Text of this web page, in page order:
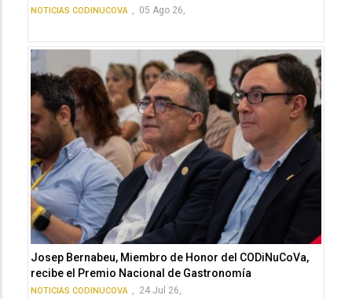
NOTICIAS CODINUCOVA 05 Ago 26,
Josep Bernabeu, Miembro de Honor del CODiNuCoVa,
recibe el Premio Nacional de Gastronomía
NOTICIAS CODINUCOVA 24 Jul 26,